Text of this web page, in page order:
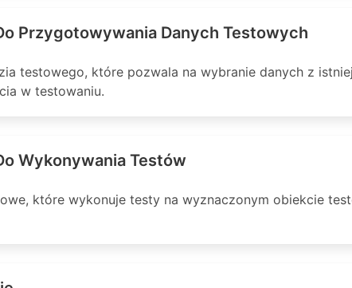
Przygotowywania Danych Testowych
testowego, które pozwala na wybranie danych z
w testowaniu.
Wykonywania Testów
które wykonuje testy na wyznaczonym obiekcie